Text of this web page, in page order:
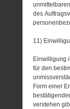
des
11)
Einwilligung
für den
Form einer
verstehen